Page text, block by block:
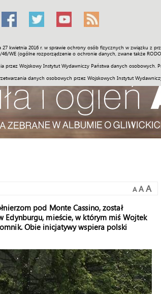
kwietnia 2016 r. w sprawie ochrony osób fizycznych w związku z
WE (ogólne rozporządzenie o ochronie danych, zwane także
Wojskowy Instytut Wydawniczy Państwa danych osobowych.
danych osobowych przez Wojskowych Instytut
Sport Historia Galerie Wideo
A A A
pod Monte Cassino, został
Edynburgu, mieście, w którym miś Wojtek
Obie inicjatywy wspiera polski